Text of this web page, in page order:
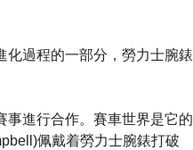
化過程的一部分，勞力士腕錶
事進行合作。賽車世界是它的
佩戴着勞力士腕錶打破